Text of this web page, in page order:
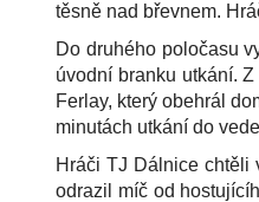
těsně nad břevnem.
Do druhého poločasu
úvodní branku utkání.
Ferlay, který obehrál
minutách utkání do
Hráči TJ Dálnice chtěli
odrazil míč od